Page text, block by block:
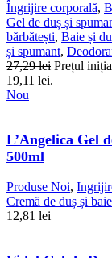
Îngrijire corporală,
Gel de duș și
bărbătești, Baie și
și spumant,
27,29lei Prețul
19,11 lei.
Nou
L’Angelica Gel
500ml
Produse Noi,
Cremă de duș și baie
12,81 lei